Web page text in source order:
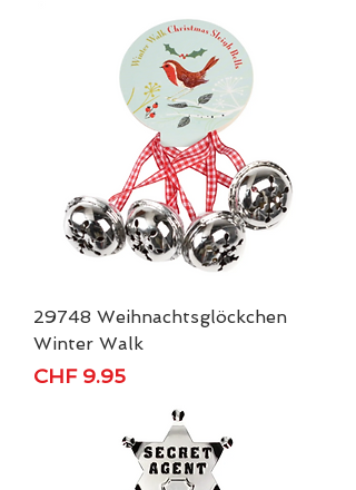
29748 Weihnachtsglöckchen
Winter Walk
Price
CHF 9.95